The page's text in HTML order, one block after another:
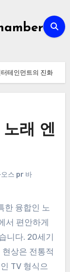
테인먼트의 진화
래 엔
스 pr 바
서 편안하게
니다. 20세기
상은 전통적
TV 형식으